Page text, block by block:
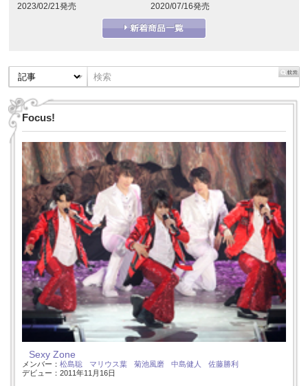
2023/02/21発売 2020/07/16発売
Focus!
Sexy Zone
メンバー： 松島聡 マリウス葉 菊池風磨 中島健人
佐藤勝利
デビュー：2011年11月16日